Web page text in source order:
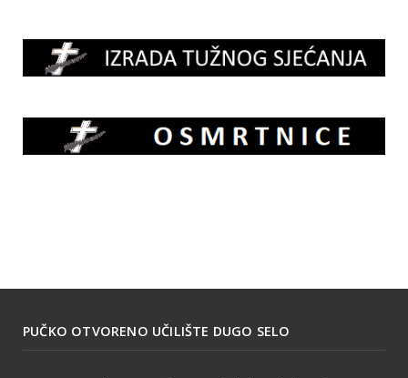
PUČKO OTVORENO UČILIŠTE DUGO SELO